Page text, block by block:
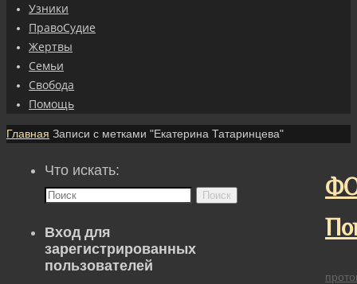
Узники
ПравоСудие
Жертвы
Семьи
Свобода
Помощь
Главная Записи с метками "Екатерина Татаринцева"
Что искать:
Поиск
Вход для
зарегистрированных
пользователей